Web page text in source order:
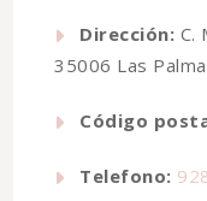
Dirección: C.
35006 Las
Código
Telefono: